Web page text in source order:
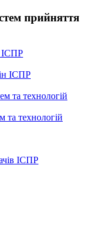
прийняття
ІСПР
ІСПР
та технологій
та технологій
ІСПР